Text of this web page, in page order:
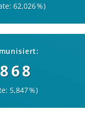
62,026 %
5,847 %